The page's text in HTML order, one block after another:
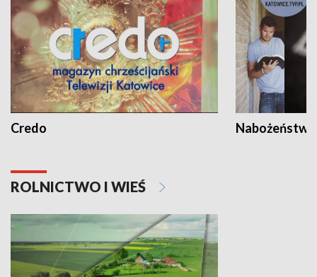
Credo
ROLNICTWO I WIEŚ